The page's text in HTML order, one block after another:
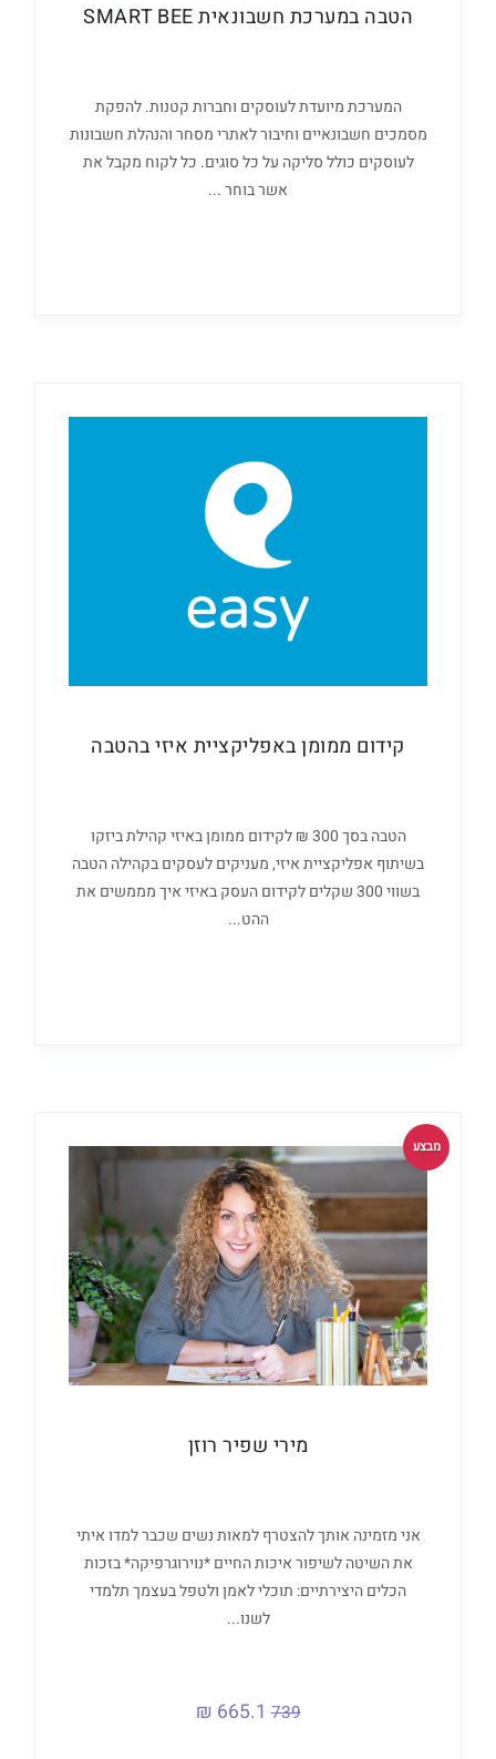
הטבה במערכת חשבונאית SMART BEE
המערכת מיועדת לעוסקים וחברות קטנות. להפקת
מסמכים חשבונאיים וחיבור לאתרי מסחר והנהלת חשבונות
לעוסקים כולל סליקה על כל סוגים. כל לקוח מקבל את
אשר בוחר ...
קידום ממומן באפליקציית איזי בהטבה
הטבה בסך 300 ₪ לקידום ממומן באיזי קהילת ביזקו
בשיתוף אפליקציית איזי, מעניקים לעסקים בקהילה הטבה
בשווי 300 שקלים לקידום העסק באיזי איך מממשים את
ההט...
מבצע
מירי שפיר רוזן
אני מזמינה אותך להצטרף למאות נשים שכבר למדו איתי
את השיטה לשיפור איכות החיים *נוירוגרפיקה* בזכות
הכלים היצירתיים: תוכלי לאמן ולטפל בעצמך תלמדי
לשנו...
739
665.1 ₪